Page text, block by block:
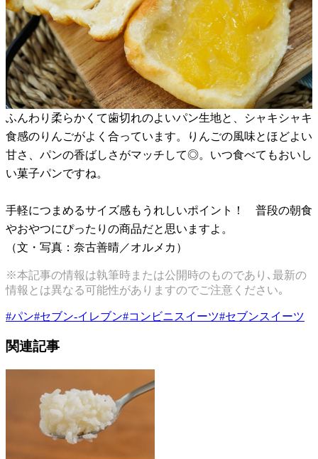
ふんわり柔らかくて歯切れのよいパン生地と、シャキシャキ
食感のりんごがよく合っています。りんごの風味とほどよい
甘さ、パンの香ばしさがマッチして◎。いつ食べてもおいし
い菓子パンですね。
手軽につまめるサイズ感もうれしいポイント！ 普段の朝食
やおやつにぴったりの商品だと思いますよ。
（文・写真：奈古善晴／オルメカ）
※本記事の情報は執筆時または公開時のものであり､最新の
情報とは異なる可能性がありますのでご注意ください｡
#パン#セブン-イレブン#コンビニスイーツ#セブンスイーツ
関連記事